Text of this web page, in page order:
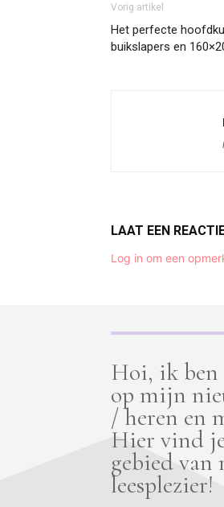
Vorig artikel
Het perfecte
buikslapers en
LAAT EEN
Log in om een
Hoi, ik ben
op mijn
/ heren en
Hier vind
gebied van
leesplezier!